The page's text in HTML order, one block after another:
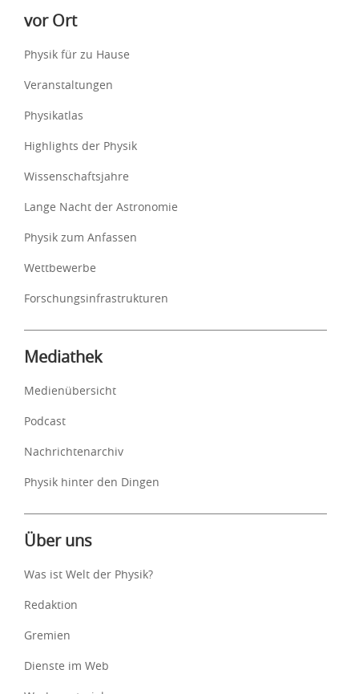
vor Ort
Physik für zu Hause
Veranstaltungen
Physikatlas
Highlights der Physik
Wissenschaftsjahre
Lange Nacht der Astronomie
Physik zum Anfassen
Wettbewerbe
Forschungsinfrastrukturen
Mediathek
Medienübersicht
Podcast
Nachrichtenarchiv
Physik hinter den Dingen
Über uns
Was ist Welt der Physik?
Redaktion
Gremien
Dienste im Web